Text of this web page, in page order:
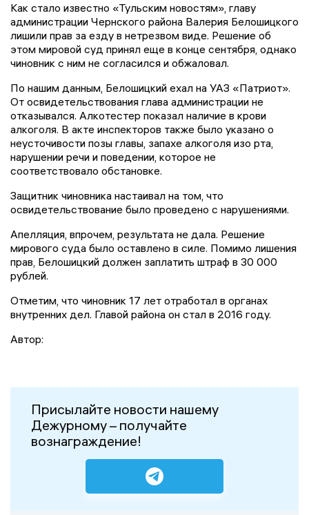
Как стало известно «Тульским новостям», главу
администрации Чернского района Валерия Белошицкого
лишили прав за езду в нетрезвом виде. Решение об
этом мировой суд принял еще в конце сентября, однако
чиновник с ним не согласился и обжаловал.
По нашим данным, Белошицкий ехал на УАЗ «Патриот».
От освидетельствования глава администрации не
отказывался. Алкотестер показал наличие в крови
алкоголя. В акте инспекторов также было указано о
неусточивости позы главы, запахе алкоголя изо рта,
нарушении речи и поведении, которое не
соответствовало обстановке.
Защитник чиновника настаивал на том, что
освидетельствование было проведено с нарушениями.
Апелляция, впрочем, результата не дала. Решение
мирового суда было оставлено в силе. Помимо лишения
прав, Белошицкий должен заплатить штраф в 30 000
рублей.
Отметим, что чиновник 17 лет отработал в органах
внутренних дел. Главой района он стал в 2016 году.
Автор:
Присылайте новости нашему
Дежурному – получайте
вознаграждение!